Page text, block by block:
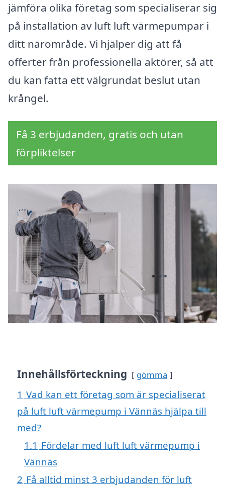
jämföra olika företag som specialiserar sig
på installation av luft luft värmepumpar i
ditt närområde. Vi hjälper dig att få
offerter från professionella aktörer, så att
du kan fatta ett välgrundat beslut utan
krångel.
Få 3 erbjudanden, gratis och utan
förpliktelser
Innehållsförteckning gömma
1 Vad kan ett företag som är specialiserat
på luft luft värmepump i Vännäs hjälpa till
med?
1.1 Fördelar med luft luft värmepump i
Vännäs
2 Få alltid minst 3 erbjudanden för luft